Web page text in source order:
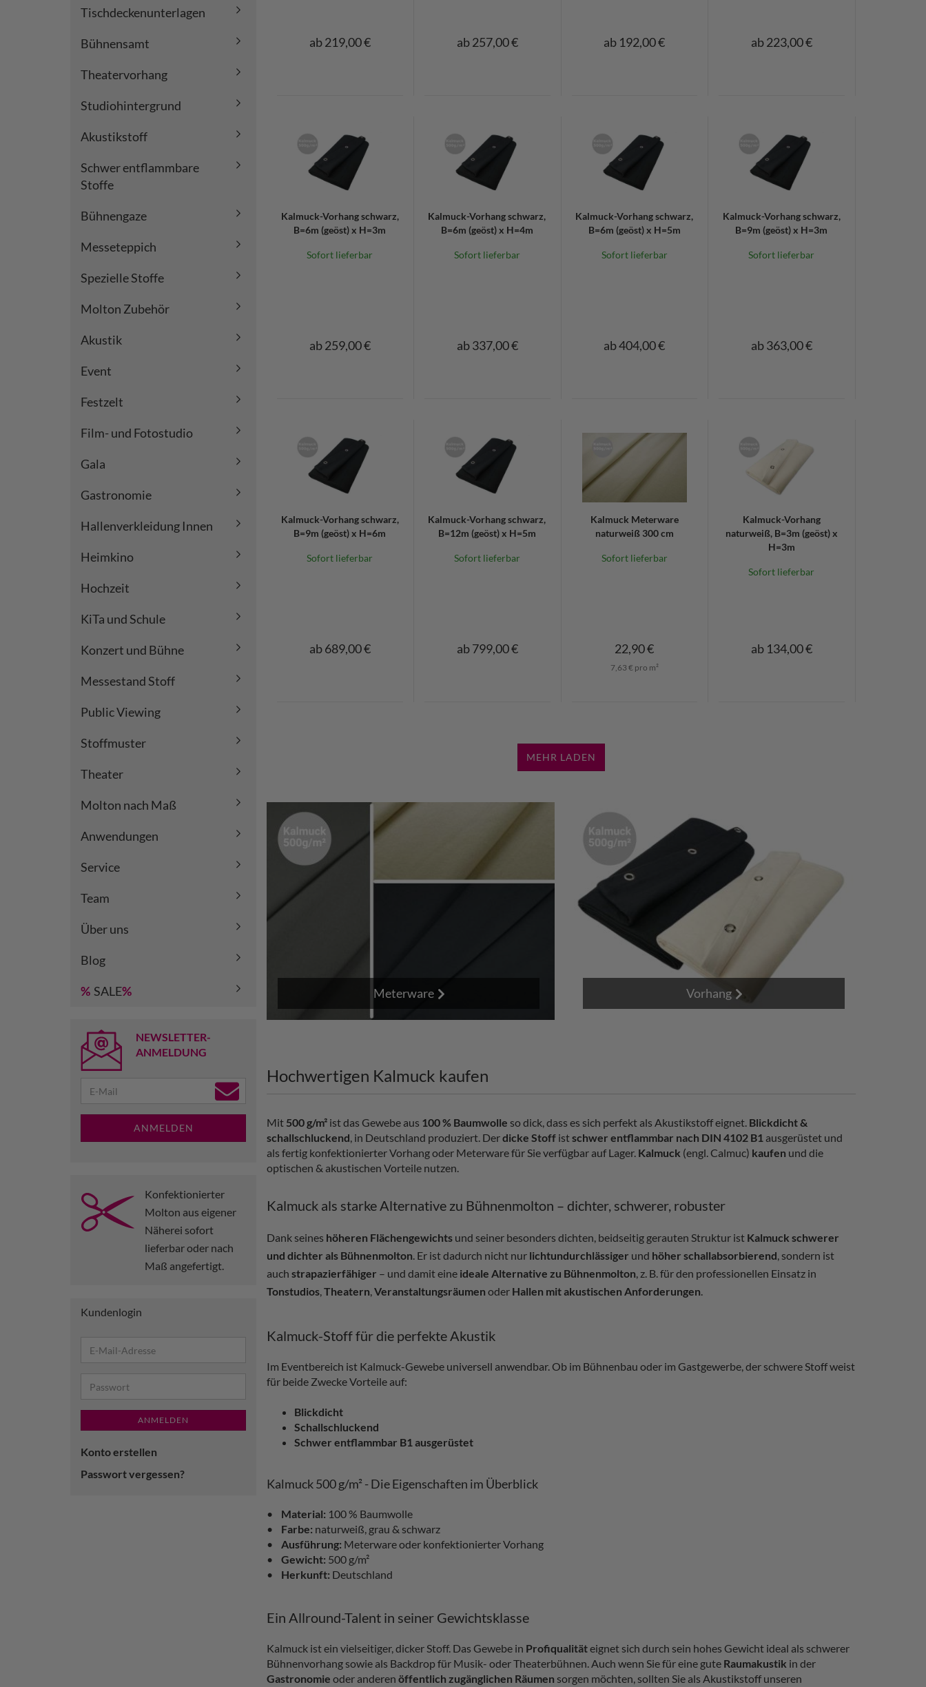
ab 219,00 € ab 257,00 € ab 192,00 € ab 223,00 €
Kalmuck-Vorhang schwarz,
B=6m (geöst) x H=3m
Sofort lieferbar
ab 259,00 €
Kalmuck-Vorhang schwarz,
B=6m (geöst) x H=4m
Sofort lieferbar
ab 337,00 €
Kalmuck-Vorhang schwarz,
B=6m (geöst) x H=5m
Sofort lieferbar
ab 404,00 €
Kalmuck-Vorhang schwarz,
B=9m (geöst) x H=3m
Sofort lieferbar
ab 363,00 €
Kalmuck-Vorhang schwarz,
B=9m (geöst) x H=6m
Sofort lieferbar
ab 689,00 €
Kalmuck-Vorhang schwarz,
B=12m (geöst) x H=5m
Sofort lieferbar
ab 799,00 €
Kalmuck Meterware
naturweiß 300 cm
Sofort lieferbar
22,90 €
7,63 € pro m²
Kalmuck-Vorhang
naturweiß, B=3m (geöst) x
H=3m
Sofort lieferbar
ab 134,00 €
MEHR LADEN
Meterware Vorhang
Hochwertigen Kalmuck kaufen
Mit 500 g/m² ist das Gewebe aus 100 % Baumwolle so dick, dass es sich perfekt als Akustikstoff eignet. Blickdicht &
schallschluckend, in Deutschland produziert. Derdicke Stoff istschwer entflammbar nach DIN 4102 B1 ausgerüstet und
als fertig konfektionierter Vorhang oder Meterware für Sie verfügbar auf Lager. Kalmuck (engl. Calmuc) kaufen und die
optischen & akustischen Vorteile nutzen.
Kalmuck als starke Alternative zu Bühnenmolton – dichter, schwerer, robuster
Dank seines höheren Flächengewichts und seiner besonders dichten, beidseitig gerauten Struktur ist Kalmuck schwerer
und dichter als Bühnenmolton. Er ist dadurch nicht nur lichtundurchlässiger und höher schallabsorbierend, sondern ist
auch strapazierfähiger – und damit eine ideale Alternative zu Bühnenmolton, z. B. für den professionellen Einsatz in
Tonstudios,Theatern,Veranstaltungsräumen oder Hallen mit akustischen Anforderungen.
Kalmuck-Stoff für die perfekte Akustik
Im Eventbereich ist Kalmuck-Gewebe universell anwendbar. Ob im Bühnenbau oder im Gastgewerbe, der schwere Stoff weist
für beide Zwecke Vorteile auf:
Blickdicht
Schallschluckend
Schwer entflammbar B1 ausgerüstet
Kalmuck 500 g/m² - Die Eigenschaften im Überblick
• Material: 100 % Baumwolle
•
Farbe: naturweiß, grau & schwarz
• Ausführung: Meterware oder konfektionierter Vorhang
• Gewicht: 500 g/m²
•
Herkunft: Deutschland
Ein Allround-Talent in seiner Gewichtsklasse
Kalmuck ist ein vielseitiger, dicker Stoff. Das Gewebe in Profiqualitäteignet sich durch sein hohes Gewicht ideal als schwerer
Bühnenvorhang sowie als Backdrop für Musik- oder Theaterbühnen. Auch wenn Sie für eine gute Raumakustik in der
Gastronomie oder anderen öffentlich zugänglichen Räumen sorgen möchten, sollten Sie als Akustikstoff unseren
Tischdeckenunterlagen
Bühnensamt
Theatervorhang
Studiohintergrund
Akustikstoff
Schwer entflammbare
Stoffe
Bühnengaze
Messeteppich
Spezielle Stoffe
Molton Zubehör
Akustik
Event
Festzelt
Film- und Fotostudio
Gala
Gastronomie
Hallenverkleidung Innen
Heimkino
Hochzeit
KiTa und Schule
Konzert und Bühne
Messestand Stoff
Public Viewing
Stoffmuster
Theater
Molton nach Maß
Anwendungen
Service
Team
Über uns
Blog
% SALE%
NEWSLETTER-
ANMELDUNG
ANMELDEN
Konfektionierter
Molton aus eigener
Näherei sofort
lieferbar oder nach
Maß angefertigt.
Kundenlogin
ANMELDEN
Konto erstellen
Passwort vergessen?